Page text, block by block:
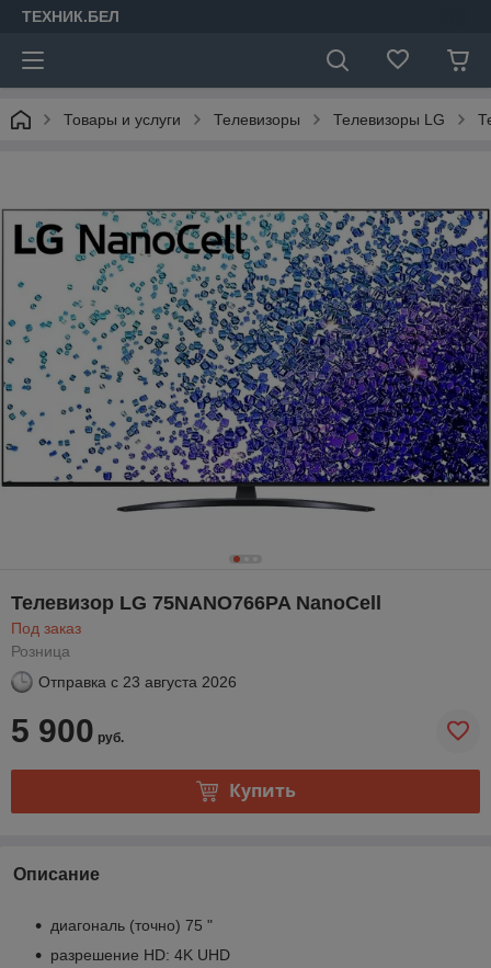
ТЕХНИК.БЕЛ
Товары и услуги Телевизоры Телевизоры LG
Телевизор LG 75NANO766PA NanoCell
Под заказ
Розница
Отправка с 23 августа 2026
5 900 руб.
Купить
Описание
диагональ (точно) 75 "
разрешение HD: 4K UHD